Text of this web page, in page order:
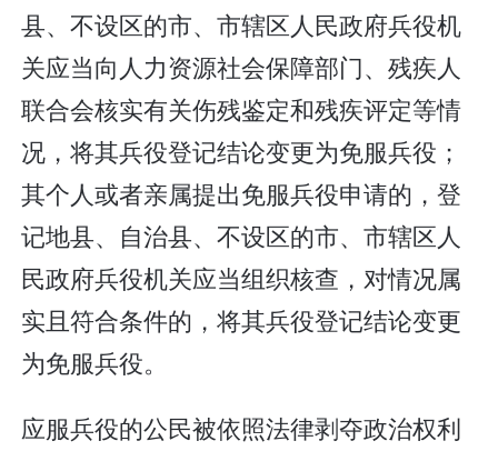
县、不设区的市、市辖区人民政府兵役机
关应当向人力资源社会保障部门、残疾人
联合会核实有关伤残鉴定和残疾评定等情
况，将其兵役登记结论变更为免服兵役；
其个人或者亲属提出免服兵役申请的，登
记地县、自治县、不设区的市、市辖区人
民政府兵役机关应当组织核查，对情况属
实且符合条件的，将其兵役登记结论变更
为免服兵役。
应服兵役的公民被依照法律剥夺政治权利